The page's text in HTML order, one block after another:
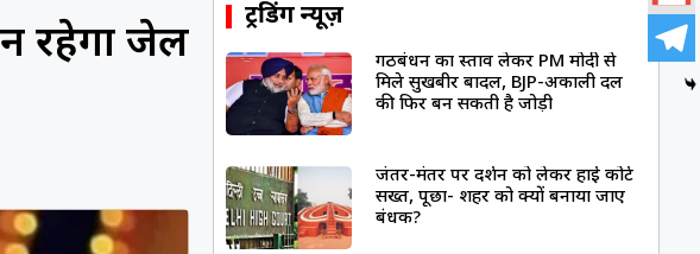
रहेगा जेल
ट्रेंडिंग न्यूज़
गठबंधन का प्रस्ताव लेकर PM मोदी से
मिले सुखबीर बादल, BJP-अकाली दल
की फिर बन सकती है जोड़ी
जंतर-मंतर पर प्रदर्शन को लेकर हाई कोर्ट
सख्त, पूछा- शहर को क्यों बनाया जाए
बंधक?